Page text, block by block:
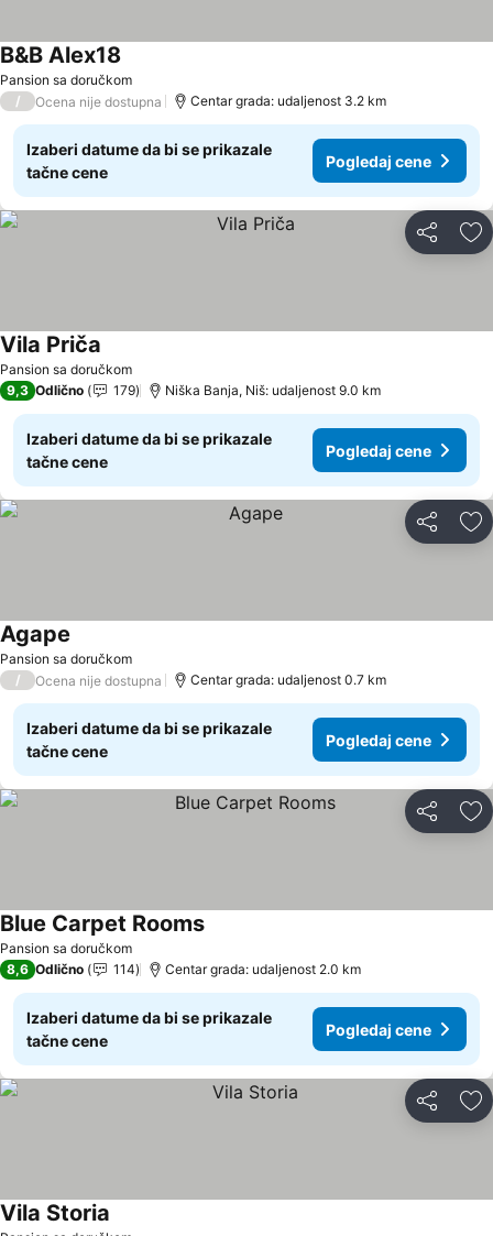
Pansion sa doručkom
B&B Alex18
/ Ocena nije dostupna Centar grada: udaljenost 3.2 km
Izaberi datume da bi se prikazale
tačne cene
Pogledaj cene
Deli
Pansion sa doručkom
Vila Priča
9,3 Odlično 179 Niška Banja, Niš: udaljenost 9.0 km
Izaberi datume da bi se prikazale
tačne cene
Pogledaj cene
Deli
Pansion sa doručkom
Agape
/ Ocena nije dostupna Centar grada: udaljenost 0.7 km
Izaberi datume da bi se prikazale
tačne cene
Pogledaj cene
Deli
Pansion sa doručkom
Blue Carpet RoomsPogledaj cene
8,6 Odlično 114 Centar grada: udaljenost 2.0 km
Izaberi datume da bi se prikazale
tačne cene
Pogledaj cene
Deli
Vila Storia